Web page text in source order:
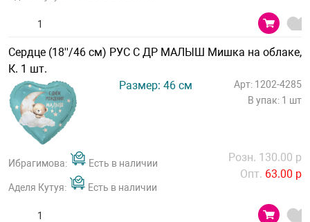
Сердце (18''/46 см) РУС С ДР МАЛЫШ Мишка на облаке,
К. 1 шт.
Размер: 46 см
Арт: 1202-4285
В упак: 1 шт
Ибрагимова: Есть в наличии
Аделя Кутуя: Есть в наличии
Розн. 130.00 р
Опт. 63.00 р